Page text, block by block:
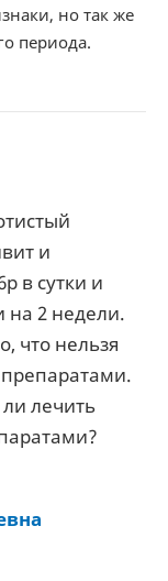
но так же
периода.
и
в сутки и
на 2 недели.
что нельзя
лечить